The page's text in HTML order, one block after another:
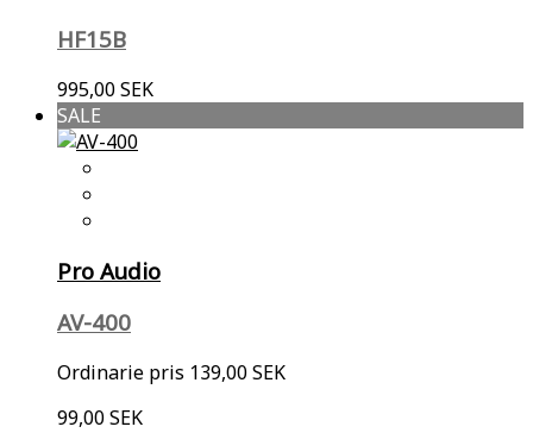
HF15B
995,00 SEK
SALE
Pro Audio
AV-400
Ordinarie pris 139,00 SEK
99,00 SEK